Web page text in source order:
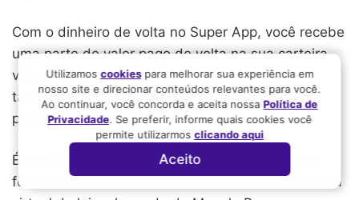
Com o dinheiro de volta no Super App, você recebe
uma parte do valor pago de volta na sua carteira
virtual.Além disso, é possível utilizar essevalor
tanto para novas compras no site, quanto para
pagamentos de boletos.
É possível, também, aproveitar os benefícios de
forma imediata, com ou sem uma conta na carteira
Utilizamos cookiespara melhorar sua experiência em
nosso site e direcionar conteúdos relevantes para você.
Ao continuar, você concorda e aceita nossaPolítica de
Privacidade. Se preferir, informe quais cookies você
permite utilizarmos clicando aqui
Aceito